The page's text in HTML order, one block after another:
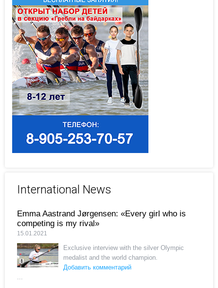
International News
Emma Aastrand Jørgensen: «Every girl who is
competing is my rival»
15.01.2021
Exclusive interview with the silver Olympic
medalist and the world champion.
Добавить комментарий